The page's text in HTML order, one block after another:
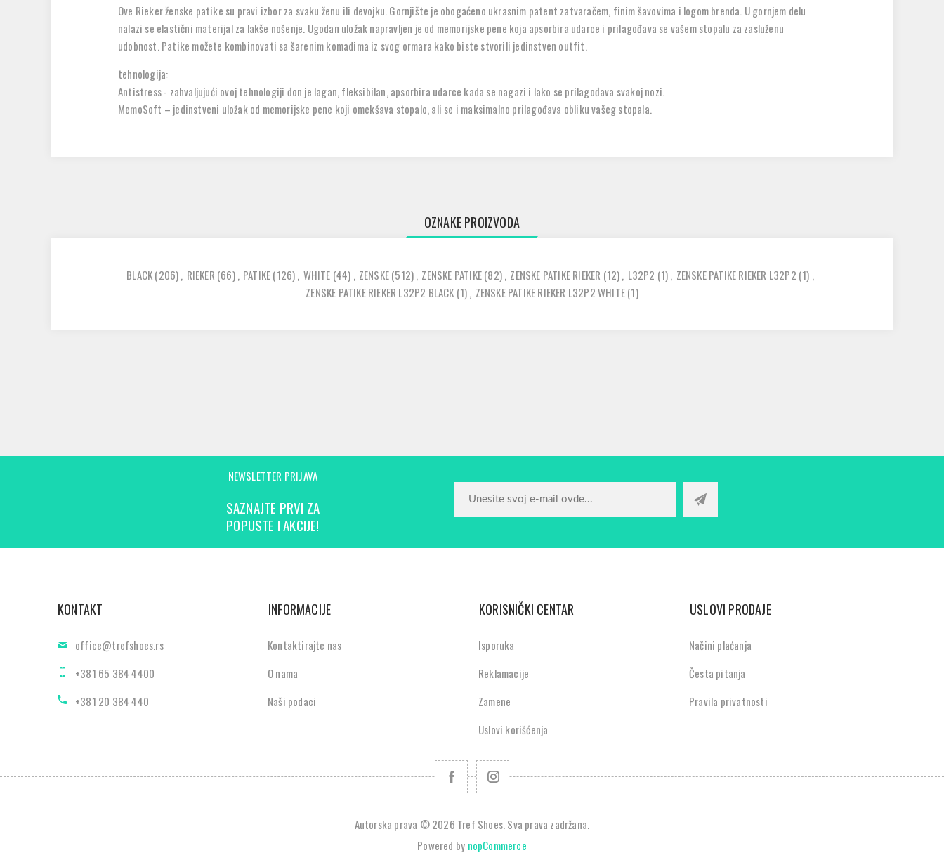
Ove Rieker ženske patike su pravi izbor za svaku ženu ili devojku. Gornjište je obogaćeno ukrasnim patent zatvaračem, finim šavovima i logom brenda. U gornjem delu
nalazi se elastični materijal za lakše nošenje. Ugodan uložak napravljen je od memorijske pene koja apsorbira udarce i prilagođava se vašem stopalu za zasluženu
udobnost. Patike možete kombinovati sa šarenim komadima iz svog ormara kako biste stvorili jedinstven outfit.
tehnologija:
Antistress - zahvaljujući ovoj tehnologiji đon je lagan, fleksibilan, apsorbira udarce kada se nagazi i lako se prilagođava svakoj nozi.
MemoSoft – jedinstveni uložak od memorijske pene koji omekšava stopalo, ali se i maksimalno prilagođava obliku vašeg stopala.
OZNAKE PROIZVODA
BLACK(206), RIEKER (66), PATIKE(126), WHITE (44) , ZENSKE(512), ZENSKE PATIKE(82), ZENSKE PATIKE RIEKER (12), L32P2 (1), ZENSKE PATIKE RIEKER L32P2 (1) ,
ZENSKE PATIKE RIEKER L32P2 BLACK (1), ZENSKE PATIKE RIEKER L32P2 WHITE(1)
NEWSLETTER PRIJAVA
SAZNAJTE PRVI ZA
POPUSTE I AKCIJE!
KONTAKT
office@trefshoes.rs
+381 65 384 4400
+381 20 384 440
INFORMACIJE
Kontaktirajte nas
O nama
Naši podaci
KORISNIČKI CENTAR
Isporuka
Reklamacije
Zamene
Uslovi korišćenja
USLOVI PRODAJE
Načini plaćanja
Česta pitanja
Pravila privatnosti
Autorska prava © 2026 Tref Shoes. Sva prava zadržana.
Powered by nopCommerce